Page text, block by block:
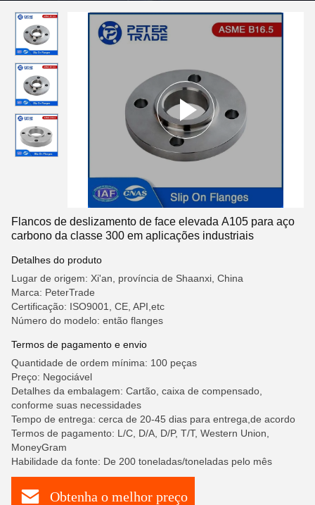
Flancos de deslizamento de face elevada A105 para aço
carbono da classe 300 em aplicações industriais
Detalhes do produto
Lugar de origem: Xi'an, província de Shaanxi, China
Marca: PeterTrade
Certificação: ISO9001, CE, API,etc
Número do modelo: então flanges
Termos de pagamento e envio
Quantidade de ordem mínima: 100 peças
Preço: Negociável
Detalhes da embalagem: Cartão, caixa de compensado,
conforme suas necessidades
Tempo de entrega: cerca de 20-45 dias para entrega,de acordo
Termos de pagamento: L/C, D/A, D/P, T/T, Western Union,
MoneyGram
Habilidade da fonte: De 200 toneladas/toneladas pelo mês
Obtenha o melhor preço